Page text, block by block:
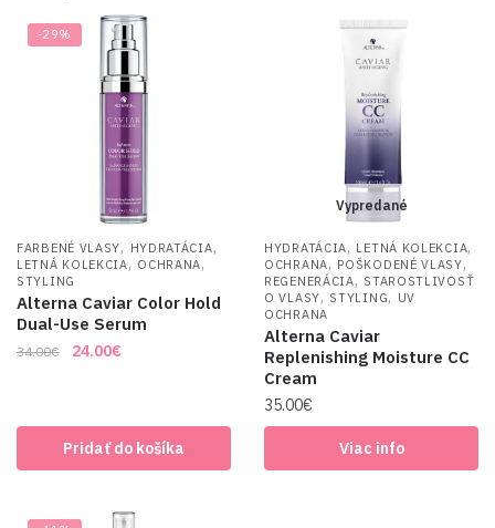
-29%
FARBENÉ VLASY, HYDRATÁCIA,
LETNÁ KOLEKCIA, OCHRANA,
STYLING
Alterna Caviar Color Hold
Dual-Use Serum
34.00€
Original
34.00€.
24.00€
24.00€.
Pridať do košíka
Vypredané
HYDRATÁCIA, LETNÁ KOLEKCIA,
OCHRANA, POŠKODENÉ VLASY,
REGENERÁCIA, STAROSTLIVOSŤ
O VLASY, STYLING, UV
OCHRANA
Alterna Caviar
Replenishing Moisture CC
Cream
35.00€
Viac info